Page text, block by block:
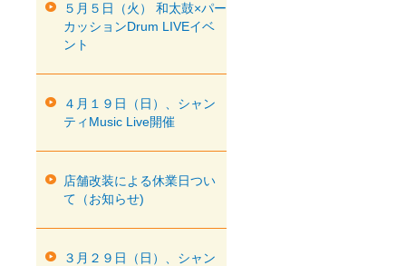
５月５日（火） 和太鼓×パー
カッションDrum LIVEイベ
ント
４月１９日（日）、シャン
ティMusic Live開催
店舗改装による休業日つい
て（お知らせ)
３月２９日（日）、シャン